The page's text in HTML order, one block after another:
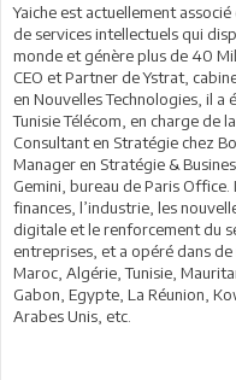
Yaiche est actuellement
de services intellectuels qui
monde et génère plus de 40
CEO et Partner de Ystrat,
en Nouvelles Technologies, il
Tunisie Télécom, en charge de
Consultant en Stratégie chez
Manager en Stratégie &
Gemini, bureau de Paris
finances, l’industrie, les
digitale et le renforcement du
entreprises, et a opéré dans de
Maroc, Algérie, Tunisie,
Gabon, Egypte, La Réunion,
Arabes Unis, etc.